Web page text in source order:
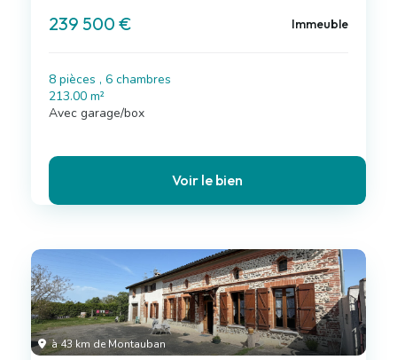
239 500 € Immeuble
8 pièces , 6 chambres
213.00 m²
Avec garage/box
Voir le bien
à 43 km de Montauban